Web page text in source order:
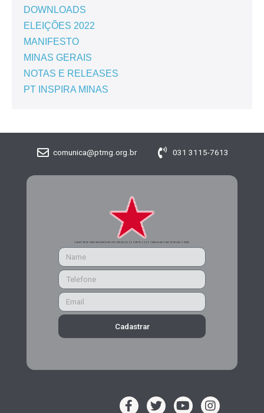
DOWNLOADS
ELEIÇÕES 2022
MANIFESTO
MINAS GERAIS
NOTAS E RELEASES
PT INSPIRA MINAS
comunica@ptmg.org.br 031 3115-7613
CADASTRE-SE PARA RECEBER MAIS INFORMAÇÕES DO PARTIDO DOS TRABALHADORES DE MINAS GERAIS
Cadastrar